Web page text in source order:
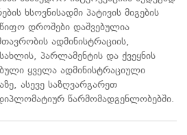
ხსოვნისადმი პატივის მიგების
დროშები დაშვებულია
ადმინისტრაციის,
პარლამენტის და ქვეყნის
ყველა ადმინისტრაციული
ასევე საზღვარგარეთ
წარმომადგენლობებში.